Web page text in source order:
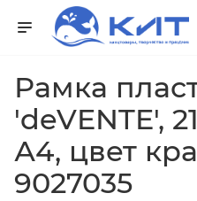
Рамка
'deVENTE',
А4, цвет
9027035